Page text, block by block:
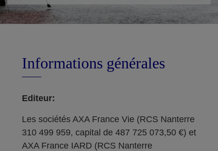
Informations générales
Editeur:
Les sociétés AXA France Vie (RCS Nanterre
310 499 959, capital de 487 725 073,50 €) et
AXA France IARD (RCS Nanterre